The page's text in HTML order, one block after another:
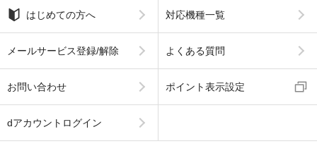
はじめての方へ 対応機種一覧
メールサービス登録/解除 よくある質問
お問い合わせ ポイント表示設定
dアカウントログイン